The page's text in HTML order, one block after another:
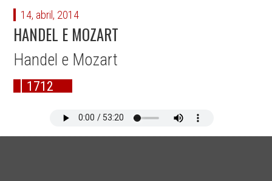
14, abril, 2014
HANDEL E MOZART
Handel e Mozart
1712